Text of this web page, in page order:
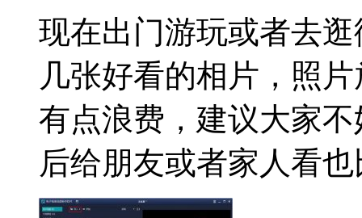
现在出门游玩或者去
几张好看的相片，照
有点浪费，建议大家
后给朋友或者家人看也